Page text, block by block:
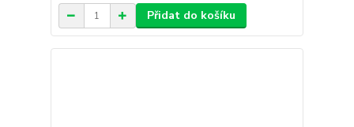
Přidat do košíku